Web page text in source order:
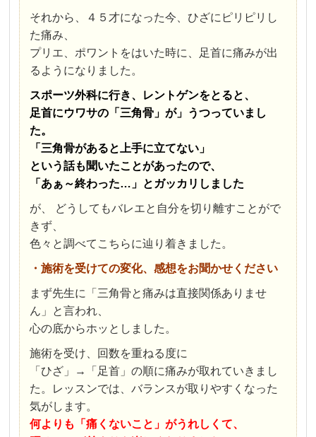
それから、４５才になった今、ひざにピリピリし
た痛み、
プリエ、ポワントをはいた時に、足首に痛みが出
るようになりました。
スポーツ外科に行き、レントゲンをとると、
足首にウワサの「三角骨」が」うつっていまし
た。
「三角骨があると上手に立てない」
という話も聞いたことがあったので、
「あぁ～終わった…」とガッカリしました
が、 どうしてもバレエと自分を切り離すことがで
きず、
色々と調べてこちらに辿り着きました。
・施術を受けての変化、感想をお聞かせください
まず先生に「三角骨と痛みは直接関係ありませ
ん」と言われ、
心の底からホッとしました。
施術を受け、回数を重ねる度に
「ひざ」→「足首」の順に痛みが取れていきまし
た。レッスンでは、バランスが取りやすくなった
気がします。
何よりも「痛くないこと」がうれしくて、